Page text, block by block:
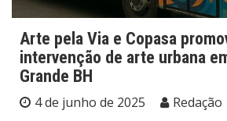
Arte pela Via e Copasa
intervenção de arte urbana
Grande BH
4 de junho de 2025 Redação